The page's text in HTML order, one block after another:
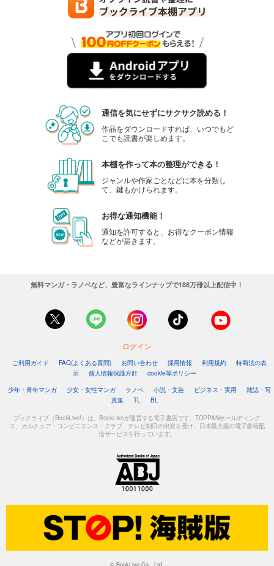
通信を気にせずにサクサク読める！
作品をダウンロードすれば、いつでもど
こでも読書が楽しめます。
本棚を作って本の整理ができる！
ジャンルや作家ごとなどに本を分類し
て、鍵もかけられます。
お得な通知機能！
通知を許可すると、お得なクーポン情報
などが届きます。
無料マンガ・ラノベなど、豊富なラインナップで188万冊以上配信中！
ログイン
ご利用ガイド FAQ(よくある質問) お問い合わせ 採用情報 利用規約
特商法の表
示
個人情報保護方針
cookie等ポリシー
少年・青年マンガ
少女・女性マンガ ラノベ 小説・文芸 ビジネス・実用
雑誌・写
真集
TL BL
ブックライブ（BookLive!）は、BookLiveが運営する電子書店です。TOPPANホールディング
ス、カルチュア・コンビニエンス・クラブ、テレビ朝日の出資を受け、日本最大級の電子書籍配
信サービスを行っています。
© BookLive Co., Ltd.